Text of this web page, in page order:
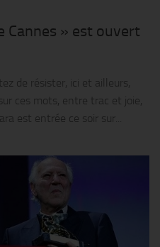
Cannes » est ouvert
de résister, ici et ailleurs,
ces mots, entre trac et joie,
est entrée ce soir sur...